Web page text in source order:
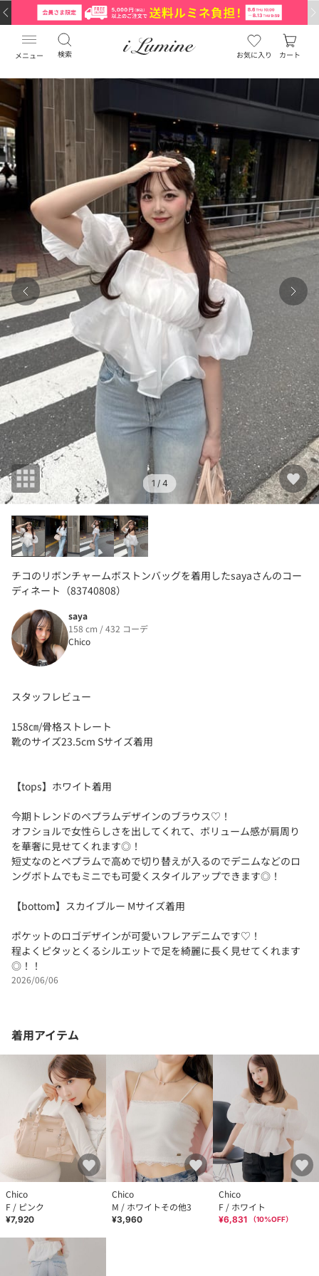
メニュー 検索 お気に入り カート
1 / 4
チコのリボンチャームボストンバッグを着用したsayaさんのコー
ディネート（83740808）
saya
158 cm / 432 コーデ
Chico
スタッフレビュー
158㎝/骨格ストレート
靴のサイズ23.5cm Sサイズ着用
【tops】ホワイト着用
今期トレンドのペプラムデザインのブラウス♡！
オフショルで女性らしさを出してくれて、ボリューム感が肩周り
を華奢に見せてくれます◎！
短丈なのとペプラムで高めで切り替えが入るのでデニムなどのロ
ングボトムでもミニでも可愛くスタイルアップできます◎！
【bottom】スカイブルー Mサイズ着用
ポケットのロゴデザインが可愛いフレアデニムです♡！
程よくピタッとくるシルエットで足を綺麗に長く見せてくれます
◎！！
2026/06/06
着用アイテム
Chico
F / ピンク
¥7,920
Chico
M / ホワイトその他3
¥3,960
Chico
F / ホワイト
¥6,831 （10%OFF）